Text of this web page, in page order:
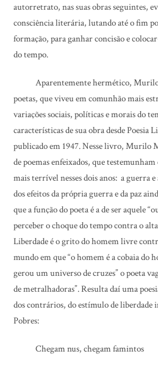
autorretrato, nas suas obras seguintes,
consciência literária, lutando até o fim
formação, para ganhar concisão e
do tempo.
Aparentemente hermético, Murilo
poetas, que viveu em comunhão mais
variações sociais, políticas e morais do
características de sua obra desde Poesia
publicado em 1947. Nesse livro, Murilo
de poemas enfeixados, que
mais terrível nesses dois anos: a guerra e
dos efeitos da própria guerra e da paz
que a função do poeta é a de ser aquele
perceber o choque do tempo contra o
Liberdade é o grito do homem livre
mundo em que “o homem é a cobaia do
gerou um universo de cruzes” o poeta
de metralhadoras”. Resulta daí uma
dos contrários, do estímulo de liberdade
Pobres:
Chegam nus, chegam famintos